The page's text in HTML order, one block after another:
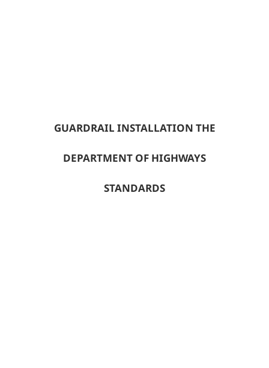
GUARDRAIL INSTALLATION THE
DEPARTMENT OF HIGHWAYS
STANDARDS